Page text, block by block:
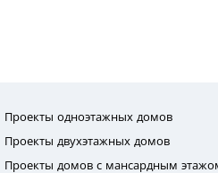
Проекты одноэтажных домов
Проекты двухэтажных домов
Проекты домов с мансардным